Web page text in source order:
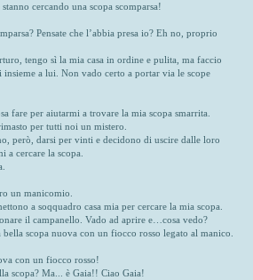
cercando una scopa scomparsa!
Pensate che l’abbia presa io? Eh no, proprio
tengo sì la mia casa in ordine e pulita, ma faccio
insieme a lui. Non vado certo a portar via le scope
fare per aiutarmi a trovare la mia scopa smarrita.
per tutti noi un mistero.
però, darsi per vinti e decidono di uscire dalle loro
a cercare la scopa.
un manicomio.
a soqquadro casa mia per cercare la mia scopa.
il campanello. Vado ad aprire e…cosa vedo?
scopa nuova con un fiocco rosso legato al manico.
con un fiocco rosso!
scopa? Ma... è Gaia!! Ciao Gaia!